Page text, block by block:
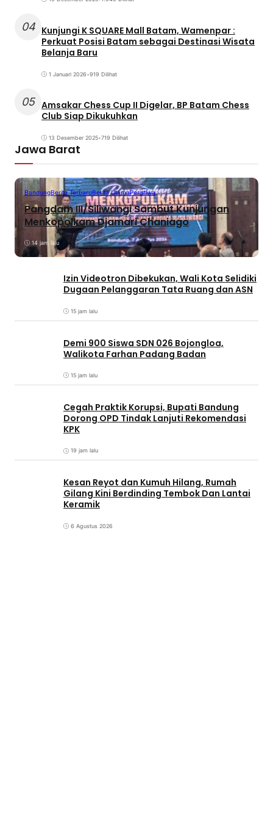
04 Kunjungi K SQUARE Mall Batam, Wamenpar :
Perkuat Posisi Batam sebagai Destinasi Wisata
Belanja Baru
1 Januari 2026•919 Dilihat
05 Amsakar Chess Cup II Digelar, BP Batam Chess
Club Siap Dikukuhkan
13 Desember 2025•719 Dilihat
Jawa Barat
BandungBerita TerbaruBerita UtamaPeristiwa
Pangdam III/Siliwangi Sambut Kunjungan
Menkopolkam Djamari Chaniago
14 jam lalu
Izin Videotron Dibekukan, Wali Kota Selidiki
Dugaan Pelanggaran Tata Ruang dan ASN
15 jam lalu
Demi 900 Siswa SDN 026 Bojongloa,
Walikota Farhan Padang Badan
15 jam lalu
Cegah Praktik Korupsi, Bupati Bandung
Dorong OPD Tindak Lanjuti Rekomendasi
KPK
19 jam lalu
Kesan Reyot dan Kumuh Hilang, Rumah
Gilang Kini Berdinding Tembok Dan Lantai
Keramik
6 Agustus 2026